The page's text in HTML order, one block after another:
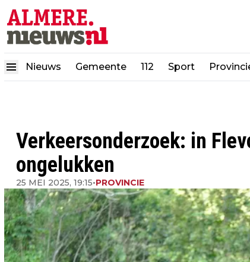
Nieuws Gemeente 112 Sport
Verkeersonderzoek: in
ongelukken
25 MEI 2025, 19:15•PROVINCIE